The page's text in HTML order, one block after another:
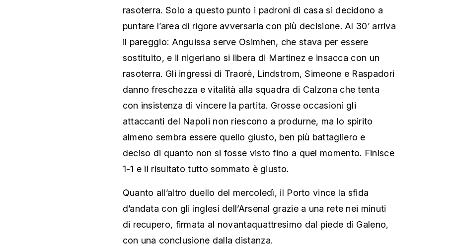
rasoterra. Solo a questo punto i padroni di casa si decidono a
puntare l’area di rigore avversaria con più decisione. Al 30’ arriva
il pareggio: Anguissa serve Osimhen, che stava per essere
sostituito, e il nigeriano si libera di Martinez e insacca con un
rasoterra. Gli ingressi di Traorè, Lindstrom, Simeone e Raspadori
danno freschezza e vitalità alla squadra di Calzona che tenta
con insistenza di vincere la partita. Grosse occasioni gli
attaccanti del Napoli non riescono a produrne, ma lo spirito
almeno sembra essere quello giusto, ben più battagliero e
deciso di quanto non si fosse visto fino a quel momento. Finisce
1-1 e il risultato tutto sommato è giusto.
Quanto all’altro duello del mercoledì, il Porto vince la sfida
d’andata con gli inglesi dell’Arsenal grazie a una rete nei minuti
di recupero, firmata al novantaquattresimo dal piede di Galeno,
con una conclusione dalla distanza.